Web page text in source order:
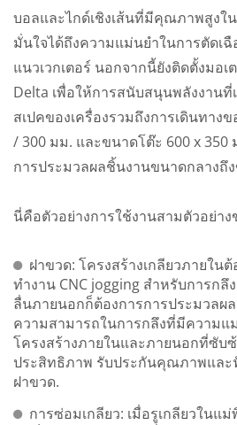
บอลและไกด์เชิงเส้นที่มีคุณภาพสูงใ
มั่นใจได้ถึงความแม่นยำในการตัดเ
แนวเวกเตอร์ นอกจากนี้ยังติดตั้งมอเ
Delta เพื่อให้การสนับสนุนพลังงานที่
สเปคของเครื่องรวมถึงการเดินทาง
/ 300 มม. และขนาดโต๊ะ 600 x 350
การประมวลผลชิ้นงานขนาดกลางถึ
นี่คือตัวอย่างการใช้งานสามตัวอย่าง
ฝาขวด: โครงสร้างเกลียวภายใน
ทำงาน CNC jogging สำหรับการก
ลื่นภายนอกก็ต้องการการประมวลผล
ความสามารถในการกลึงที่มีความแ
โครงสร้างภายในและภายนอกที่ซับ
ประสิทธิภาพ รับประกันคุณภาพและ
ฝาขวด.
การซ่อมเกลียว: เมื่อรูเกลียวในแ